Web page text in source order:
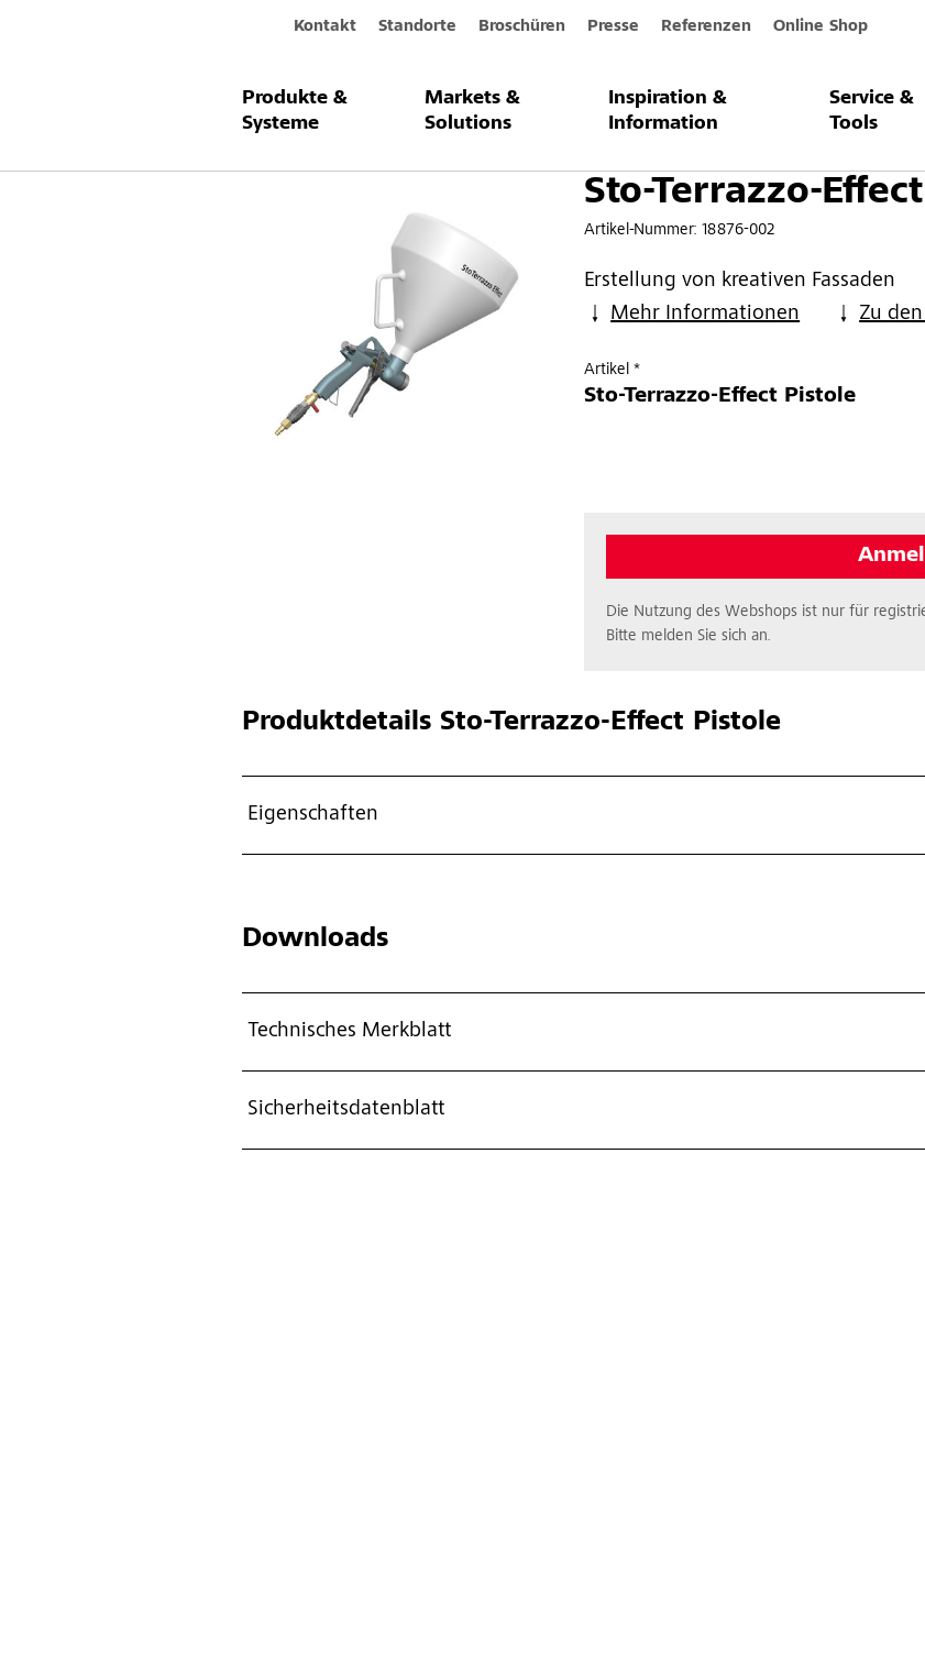
Kontakt Standorte Broschüren Presse Referenzen Online Shop
Produkte &
Systeme
Markets &
Solutions
Inspiration &
Information
Service &
Tools
Produkte & Systeme Sto-Terrazzo-Effect Pistole
Sto-Terrazzo-
Artikel-Nummer:18876-002
Erstellung von kreativen Fassaden
Mehr Informationen
Zu
Artikel *
Sto-Terrazzo-Effect Pistole
Die Nutzung des Webshops ist nur für
Bitte melden Sie sich an.
ProduktdetailsSto-Terrazzo-Effect Pistole
Eigenschaften
Downloads
Technisches Merkblatt
Sicherheitsdatenblatt